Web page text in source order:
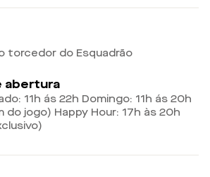
torcedor do Esquadrão
abertura
11h ás 22h Domingo: 11h ás 20h
do jogo) Happy Hour: 17h às 20h